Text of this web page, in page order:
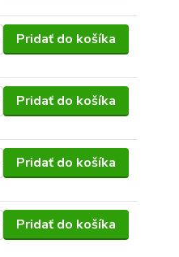
Pridať do košíka
Pridať do košíka
Pridať do košíka
Pridať do košíka